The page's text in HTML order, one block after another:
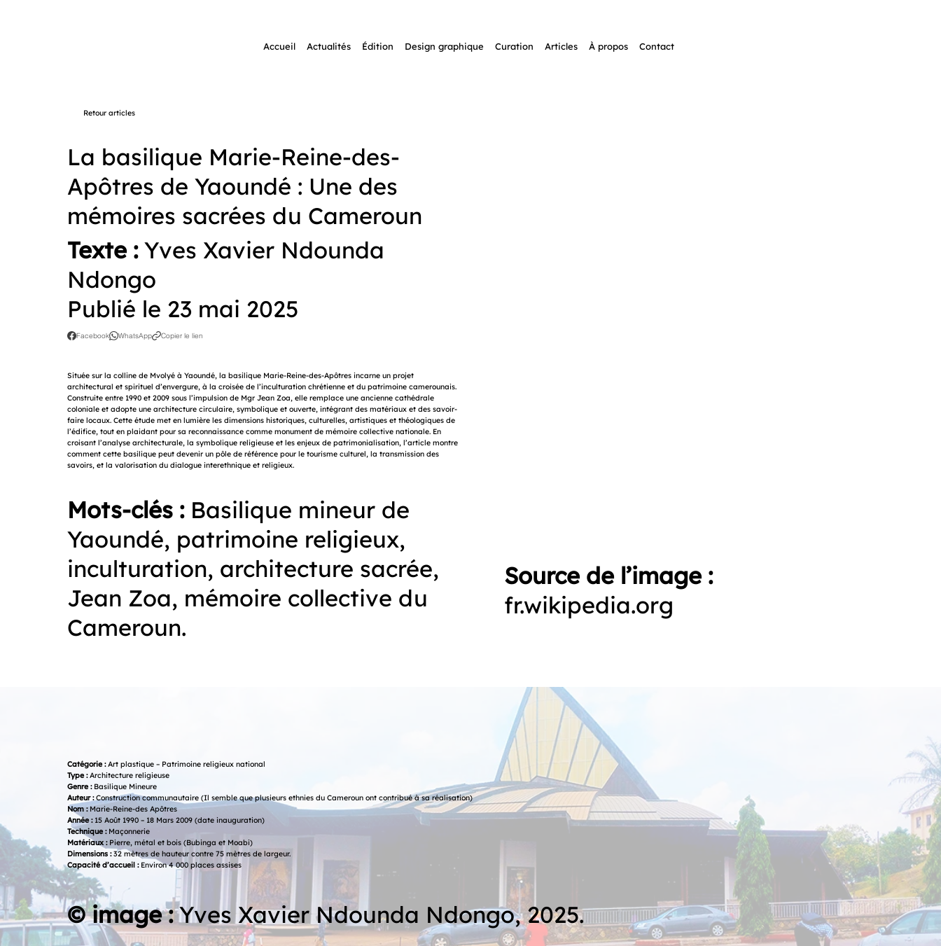
Accueil Actualités Édition Design graphique Curation Articles À propos Contact
Retour articles
La basilique Marie-Reine-des-
Apôtres de Yaoundé : Une des
mémoires sacrées du Cameroun
Texte :Yves Xavier Ndounda
Ndongo
Publié le 23 mai 2025
Facebook WhatsApp Copier le lien
Située sur la colline de Mvolyé à Yaoundé, la basilique Marie-Reine-des-Apôtres incarne un projet
architectural et spirituel d’envergure, à la croisée de l’inculturation chrétienne et du patrimoine camerounais.
Construite entre 1990 et 2009 sous l’impulsion de Mgr Jean Zoa, elle remplace une ancienne cathédrale
coloniale et adopte une architecture circulaire, symbolique et ouverte, intégrant des matériaux et des savoir-
faire locaux. Cette étude met en lumière les dimensions historiques, culturelles, artistiques et théologiques de
l’édifice, tout en plaidant pour sa reconnaissance comme monument de mémoire collective nationale. En
croisant l’analyse architecturale, la symbolique religieuse et les enjeux de patrimonialisation, l’article montre
comment cette basilique peut devenir un pôle de référence pour le tourisme culturel, la transmission des
savoirs, et la valorisation du dialogue interethnique et religieux.
Mots-clés : Basilique mineur de
Yaoundé, patrimoine religieux,
inculturation, architecture sacrée,
Jean Zoa, mémoire collective du
Cameroun.
Source de l’image :
fr.wikipedia.org
Catégorie :Art plastique – Patrimoine religieux national
Type :Architecture religieuse
Genre :Basilique Mineure
Auteur :Construction communautaire (Il semble que plusieurs ethnies du Cameroun ont contribué à sa réalisation)
Nom :Marie-Reine-des Apôtres
Année :15 Août 1990 – 18 Mars 2009 (date inauguration)
Technique : Maçonnerie
Matériaux : Pierre, métal et bois (Bubinga et Moabi)
Dimensions :32 mètres de hauteur contre 75 mètres de largeur.
Capacité d’accueil : Environ 4 000 places assises
© image :Yves Xavier Ndounda Ndongo, 2025.